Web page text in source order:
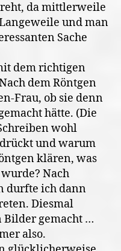
da mittlerweile
und man
Sache
dem richtigen
dem Röntgen
Frau, ob sie denn
hätte. (Die
wohl
und warum
klären, was
Nach
durfte ich dann
Diesmal
gemacht …
also.